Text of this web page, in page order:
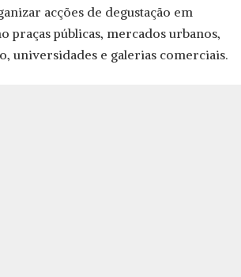
acções de degustação em
praças públicas, mercados urbanos,
universidades e galerias comerciais.